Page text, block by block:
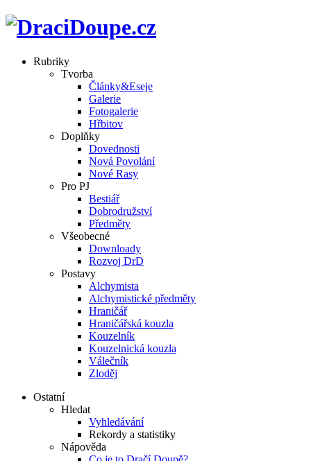
Rubriky
Tvorba
Články&Eseje
Galerie
Fotogalerie
Hřbitov
Doplňky
Dovednosti
Nová Povolání
Nové Rasy
Pro PJ
Bestiář
Dobrodružství
Předměty
Všeobecné
Downloady
Rozvoj DrD
Postavy
Alchymista
Alchymistické předměty
Hraničář
Hraničářská kouzla
Kouzelník
Kouzelnická kouzla
Válečník
Zloděj
Ostatní
Hledat
Vyhledávání
Rekordy a statistiky
Nápověda